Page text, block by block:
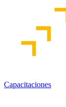
Capacitaciones